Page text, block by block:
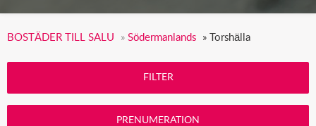
BOSTÄDER TILL SALU » Södermanlands » Torshälla
FILTER
PRENUMERATION